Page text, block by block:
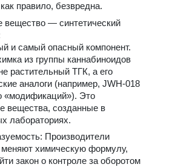
правило, безвредна.
вещество — синтетический
и самый опасный компонент.
из группы каннабиноидов
растительный ТГК, а его
аналоги (например, JWH-018
«модификаций»). Это
вещества, созданные в
лабораториях.
Производители
меняют химическую формулу,
закон о контроле за оборотом